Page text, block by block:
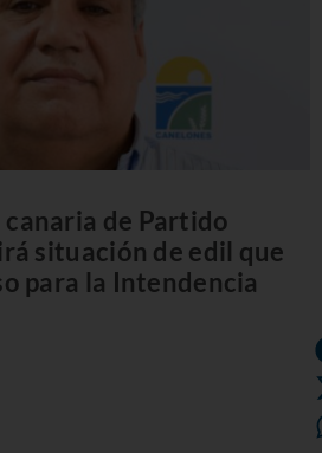
de Partido
situación de edil que
para la Intendencia